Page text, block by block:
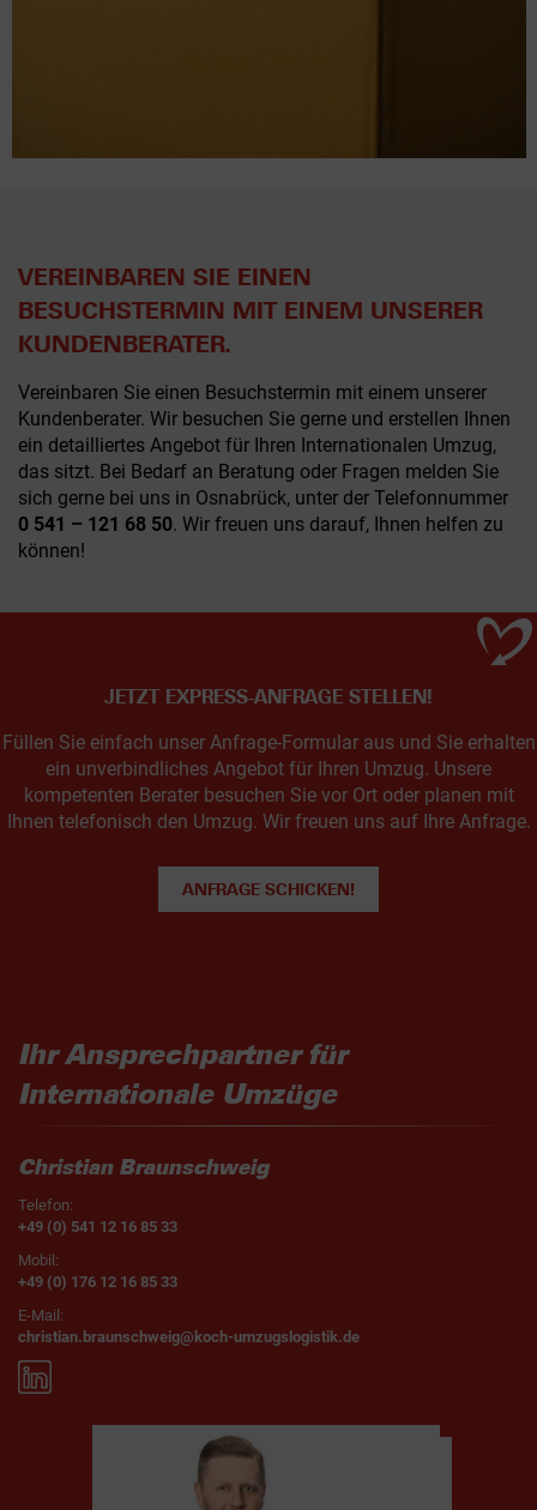
VEREINBAREN SIE EINEN
BESUCHSTERMIN MIT EINEM UNSERER
KUNDENBERATER.
Vereinbaren Sie einen Besuchstermin mit einem unserer
Kundenberater. Wir besuchen Sie gerne und erstellen Ihnen
ein detailliertes Angebot für Ihren Internationalen Umzug,
das sitzt. Bei Bedarf an Beratung oder Fragen melden Sie
sich gerne bei uns in Osnabrück, unter der Telefonnummer
0 541 – 121 68 50. Wir freuen uns darauf, Ihnen helfen zu
können!
JETZT EXPRESS-ANFRAGE STELLEN!
Füllen Sie einfach unser Anfrage-Formular aus und Sie erhalten
ein unverbindliches Angebot für Ihren Umzug. Unsere
kompetenten Berater besuchen Sie vor Ort oder planen mit
Ihnen telefonisch den Umzug. Wir freuen uns auf Ihre Anfrage.
ANFRAGE SCHICKEN!
Ihr Ansprechpartner für
Internationale Umzüge
Christian Braunschweig
Telefon:
+49 (0) 541 12 16 85 33
Mobil:
+49 (0) 176 12 16 85 33
E-Mail:
christian.braunschweig@koch-umzugslogistik.de